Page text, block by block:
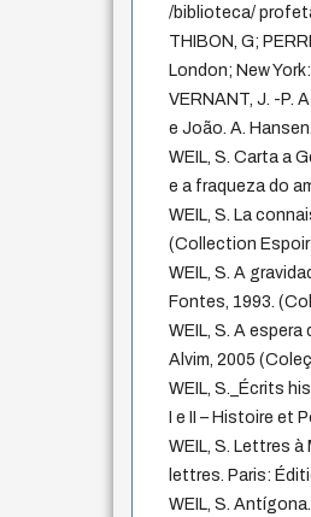
/biblioteca/
THIBON, G;
London; New
VERNANT, J. -P.
e João. A.
WEIL, S. Carta a
e a fraqueza do
WEIL, S. La
(Collection
WEIL, S. A
Fontes, 1993.
WEIL, S. A
Alvim, 2005
WEIL, S._Écrits
I e II – Histoire et
WEIL, S. Lettres
lettres. Paris:
WEIL, S.